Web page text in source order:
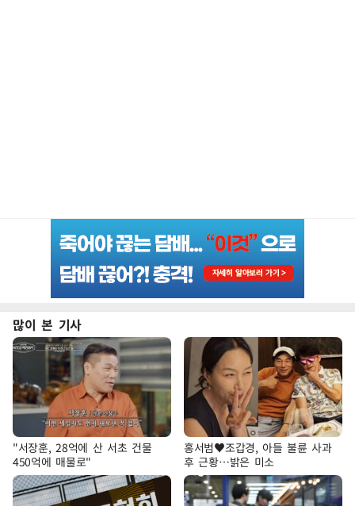
많이 본 기사
"서장훈, 28억에 산 서초 건물
450억에 매물로"
홍서범♥조갑경, 아들 불륜 사과
후 근황…밝은 미소